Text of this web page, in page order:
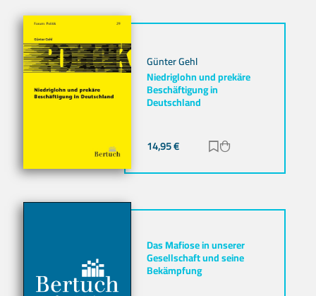
Günter Gehl
Niedriglohn und prekäre
Beschäftigung in
Deutschland
14,95€ Zur Merkliste
Das Mafiose in unserer
Gesellschaft und seine
Bekämpfung